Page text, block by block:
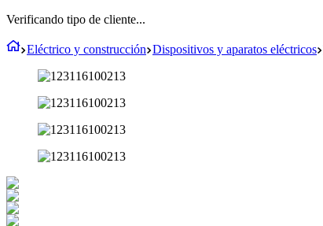
Verificando tipo de cliente...
Eléctrico y construcción Dispositivos y aparatos eléctricos